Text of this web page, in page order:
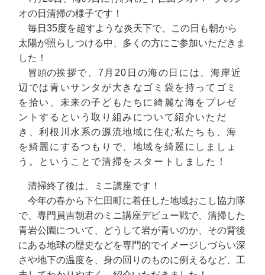
オの日清掃の様子です！
毎日35度を超すような炎天下で、この日も朝から
太陽が照らしつける中、多くの方にご参加いただきま
した！
冒頭の挨拶で 、7月20日の海の日には、海岸近
辺では青いサンタが大きなゴミ袋を持ってゴミ
を拾い、未来の子どもたちに綺麗な海をプレゼ
ントするという取り組みについて紹介いただ
き、利根川水系の源流地域に住む私たちも、海
を綺麗にするつもりで、地域を綺麗にしましょ
う。ということで清掃をスタートしました！
清掃終了後は、ミニ講座です！
今年の春から下仁田町に着任した地域おこし協力隊
で、専門員吉朝君のミニ講座デビュー戦で、清掃した
青岩公園について、どうして岩が青いのか、その背後
にある地球の歴史などを専門的でイメージしづらい深
さや地下の温度を、身の回りのものに例えるなど、工